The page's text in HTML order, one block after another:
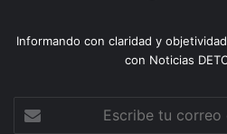
Informando con claridad y
con Noticias